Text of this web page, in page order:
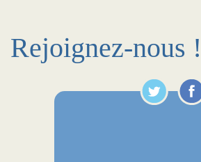
Rejoignez-nous !